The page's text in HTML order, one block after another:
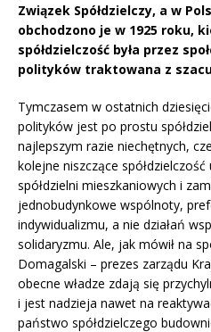
Związek Spółdzielczy, a w
obchodzono je w 1925 roku,
spółdzielczość była przez
polityków traktowana z
Tymczasem w ostatnich
polityków jest po prostu
najlepszym razie niechętnych,
kolejne niszczące
spółdzielni mieszkaniowych i
jednobudynkowe wspólnoty,
indywidualizmu, a nie działań
solidaryzmu. Ale, jak mówił na
Domagalski – prezes zarządu
obecne władze zdają się
i jest nadzieja nawet na
państwo spółdzielczego